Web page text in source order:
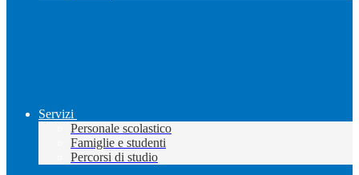
Servizi
Personale scolastico
Famiglie e studenti
Percorsi di studio